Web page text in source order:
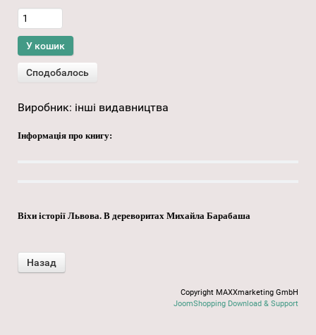
Виробник: інші видавництва
Інформація про книгу:
Віхи історії Львова. В дереворитах Михайла Барабаша
Copyright MAXXmarketing GmbH
JoomShopping Download & Support